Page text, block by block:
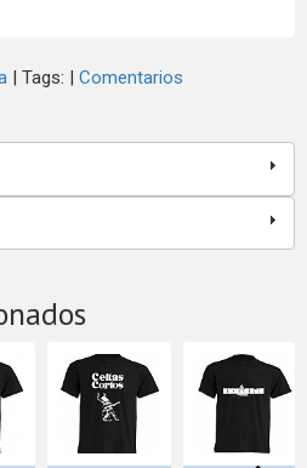
| Tags: | Comentarios